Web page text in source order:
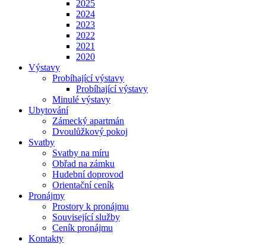
2025
2024
2023
2022
2021
2020
Výstavy
Probíhající výstavy
Probíhající výstavy
Minulé výstavy
Ubytování
Zámecký apartmán
Dvoulůžkový pokoj
Svatby
Svatby na míru
Obřad na zámku
Hudební doprovod
Orientační ceník
Pronájmy
Prostory k pronájmu
Související služby
Ceník pronájmu
Kontakty